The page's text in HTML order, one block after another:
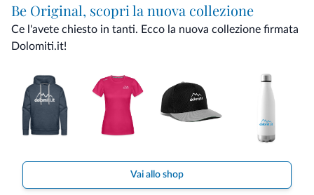
Be Original, scopri la nuova collezione
Ce l'avete chiesto in tanti. Ecco la nuova collezione firmata
Dolomiti.it!
Vai allo shop